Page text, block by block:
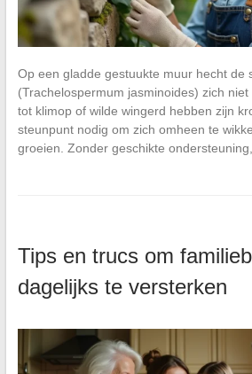
Op een gladde gestuukte muur hecht de
(Trachelospermum jasminoides) zich
tot klimop of wilde wingerd hebben zijn
steunpunt nodig om zich omheen te
groeien. Zonder geschikte
Tips en trucs om
dagelijks te versterken